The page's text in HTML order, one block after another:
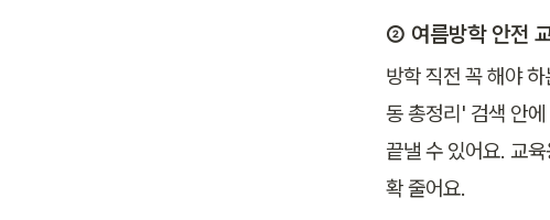
② 여름방학 안전
방학 직전 꼭 해야
동 총정리' 검색 안
끝낼 수 있어요. 교
확 줄어요.